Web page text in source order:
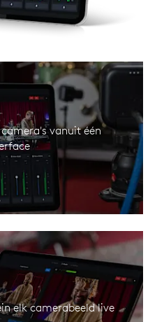
vanuit één
elk camerabeeld live